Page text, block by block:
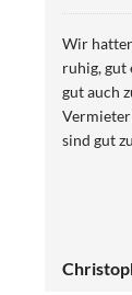
Wir
ruhig, gut
gut auch
sind gut